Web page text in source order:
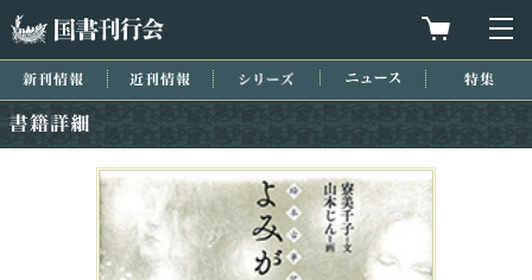
買物カゴを
新刊情報 近刊情報 シリーズ ニュース